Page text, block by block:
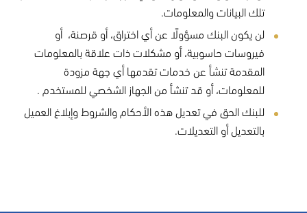
تلك البيانات والمعلومات.
لن يكون البنك مسؤولًا عن أي اختراق، أو قرصنة، أو
فيروسات حاسوبية، أو مشكلات ذات علاقة بالمعلومات
المقدمة تنشأ عن خدمات تقدمها أي جهة مزودة
للمعلومات، أو قد تنشأ من الجهاز الشخصي للمستخدم .
للبنك الحق في تعديل هذه الأحكام والشروط وإبلاغ العميل
بالتعديل أو التعديلات.